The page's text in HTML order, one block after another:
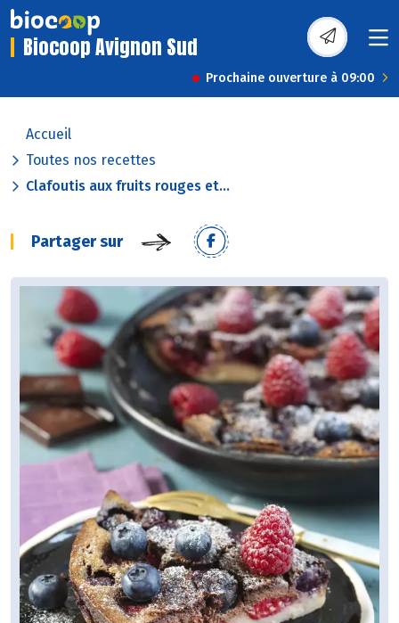
Biocoop Avignon Sud
Prochaine ouverture à 09:00
Accueil
Toutes nos recettes
Clafoutis aux fruits rouges et...
Partager sur